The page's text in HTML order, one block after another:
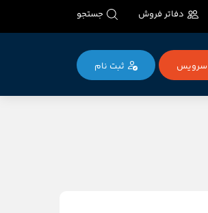
دفاتر فروش جستجو
ثبت‌ نام